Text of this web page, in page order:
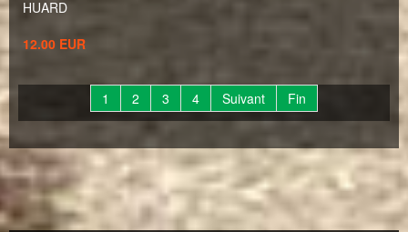
HUARD
12.00 EUR
1 2 3 4 Suivant Fin